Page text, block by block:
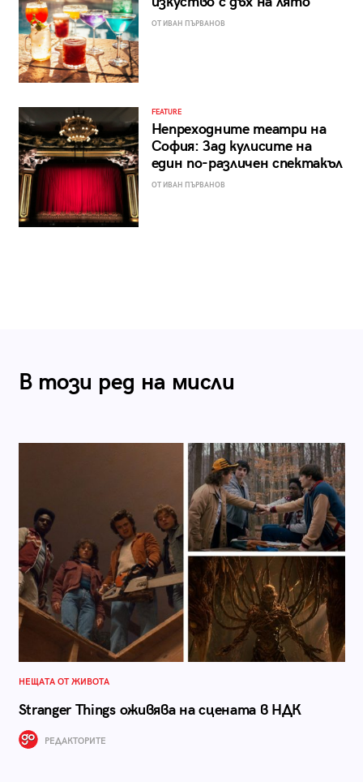
ОТ ИВАН ПЪРВАНОВ
FEATURE
Непреходните театри на
София: Зад кулисите на
един по-различен спектакъл
ОТ ИВАН ПЪРВАНОВ
В този ред на мисли
НЕЩАТА ОТ ЖИВОТА
Stranger Things оживява на сцената в НДК
РЕДАКТОРИТЕ